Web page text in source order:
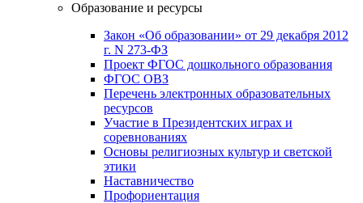
Образование и ресурсы
Закон «Об образовании» от 29 декабря 2012
г. N 273-ФЗ
Проект ФГОС дошкольного образования
ФГОС ОВЗ
Перечень электронных образовательных
ресурсов
Участие в Президентских играх и
соревнованиях
Основы религиозных культур и светской
этики
Наставничество
Профориентация